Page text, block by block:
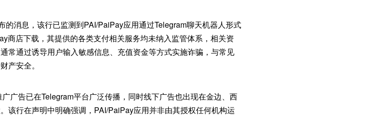
的消息，该行已监测到PAI/PaiPay应用通过Telegram聊天机器人形式
商店下载，其提供的各类支付相关服务均未纳入监管体系，相关资
常通过诱导用户输入敏感信息、充值资金等方式实施诈骗，与常见
产安全。
广告已在Telegram平台广泛传播，同时线下广告也出现在金边、西
该行在声明中明确强调，PAI/PaiPay应用并非由其授权任何机构运